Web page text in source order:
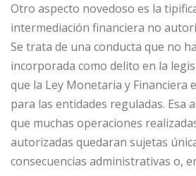
Otro aspecto novedoso es la
intermediación financiera no
Se trata de una conducta que no
incorporada como delito en la
que la Ley Monetaria y Financiera
para las entidades reguladas. Esa
que muchas operaciones
autorizadas quedaran sujetas
consecuencias administrativas o,